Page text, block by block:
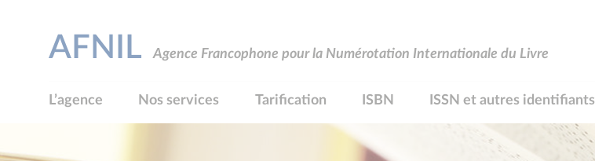
AFNIL Agence Francophone pour la Numérotation Internationale du Livre
L’agence Nos services Tarification ISBN ISSN et autres identifiants